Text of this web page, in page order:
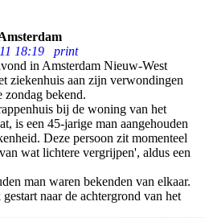
18:19
print
in Amsterdam Nieuw-West
ziekenhuis aan zijn verwondingen
zondag bekend.
bij de woning van het
is een 45-jarige man aangehouden
Deze persoon zit momenteel
wat lichtere vergrijpen', aldus een
man waren bekenden van elkaar.
naar de achtergrond van het